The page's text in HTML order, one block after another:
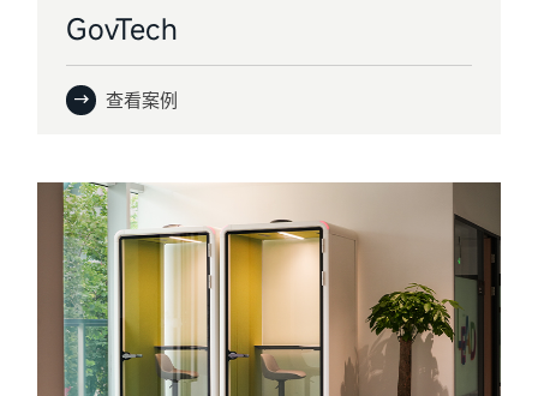
GovTech
查看案例